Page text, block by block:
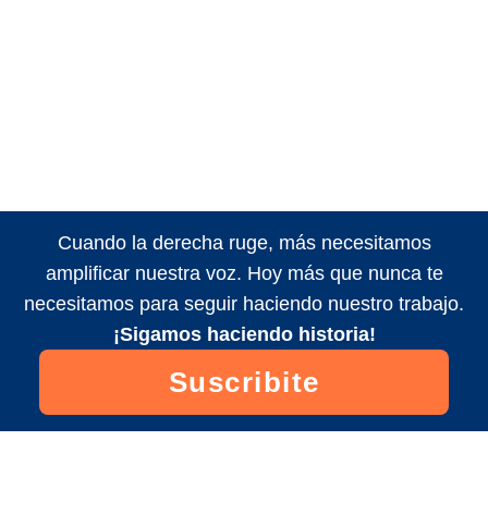
Cuando la derecha ruge, más necesitamos
amplificar nuestra voz. Hoy más que nunca te
necesitamos para seguir haciendo nuestro trabajo.
¡Sigamos haciendo historia!
Suscribite